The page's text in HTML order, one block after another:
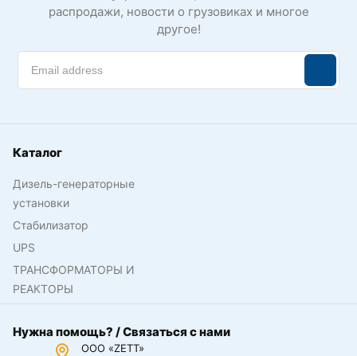
распродажи, новости о грузовиках и многое
другое!
Каталог
Дизель-генераторные
установки
Стабилизатор
UPS
ТРАНСФОРМАТОРЫ И
РЕАКТОРЫ
Нужна помощь? / Связаться с нами
ООО «ZETT»